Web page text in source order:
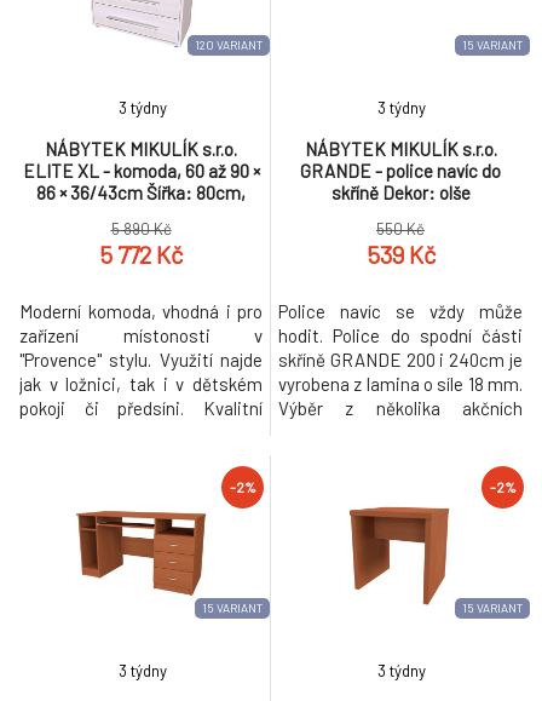
120 VARIANT
NÁBYTEK MIKULÍK s.r.o.
ELITE XL - komoda, 60 až 90 ×
86 × 36/43cm Šířka: 80cm,
latté
3 týdny
5 890 Kč
5 772 Kč
Moderní komoda, vhodná i pro
zařízení místonosti v
"Provence" stylu. Využití najde
jak v ložnici, tak i v dětském
pokoji či předsíni. Kvalitní
otevírání. Vyrobeno z lamina o
síle 18mm. Výběr akčních
dekorů. Kvalitní kování a
spojovací materiál je bez
použití plastových
15 VARIANT
NÁBYTEK MIKULÍK s.r.o.
GRANDE - police navíc do
skříně Dekor: olše
3 týdny
550 Kč
539 Kč
Police navíc se vždy může
hodit. Police do spodní části
skříně GRANDE 200 i 240cm je
vyrobena z lamina o síle 18 mm.
Výběr z několika akčních
použití plastových součástek,
vyjma ochranných krytek.
15 VARIANT
-2%
3 týdny
15 VARIANT
-2%
3 týdny